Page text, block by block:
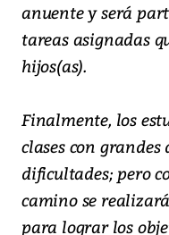
anuente y será
tareas asignadas
hijos(as).
Finalmente, los
clases con grandes
dificultades; pero
camino se
para lograr los